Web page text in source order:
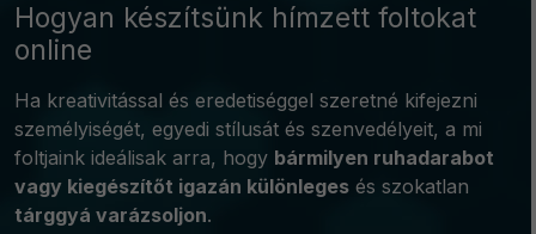
Hogyan készítsünk hímzett foltokat
online
Ha kreativitással és eredetiséggel szeretné kifejezni
személyiségét, egyedi stílusát és szenvedélyeit, a mi
foltjaink ideálisak arra, hogy bármilyen ruhadarabot
vagy kiegészítőt igazán különleges és szokatlan
tárggyá varázsoljon.